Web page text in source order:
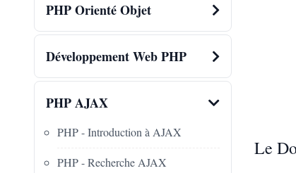
PHP Orienté Objet
Développement Web PHP
PHP AJAX
PHP - Introduction à AJAX
PHP - Recherche AJAX
Le